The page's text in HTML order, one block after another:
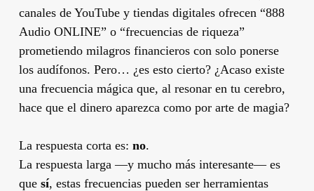
canales de YouTube y tiendas digitales ofrecen “888
Audio ONLINE” o “frecuencias de riqueza”
prometiendo milagros financieros con solo ponerse
los audífonos. Pero… ¿es esto cierto? ¿Acaso existe
una frecuencia mágica que, al resonar en tu cerebro,
hace que el dinero aparezca como por arte de magia?
La respuesta corta es: no.
La respuesta larga —y mucho más interesante— es
que sí, estas frecuencias pueden ser herramientas